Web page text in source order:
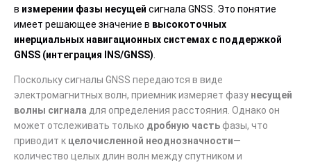
в измерении фазы несущей сигнала GNSS. Это понятие
имеет решающее значение в высокоточных
инерциальных навигационных системах с поддержкой
GNSS (интеграция INS/GNSS)
Поскольку сигналы GNSS передаются в виде
электромагнитных волн, приемник измеряет фазу несущей
волны сигнала для определения расстояния. Однако он
может отслеживать только дробную частьфазы, что
приводит к целочисленной неоднозначности—
количество целых длин волн между спутником и